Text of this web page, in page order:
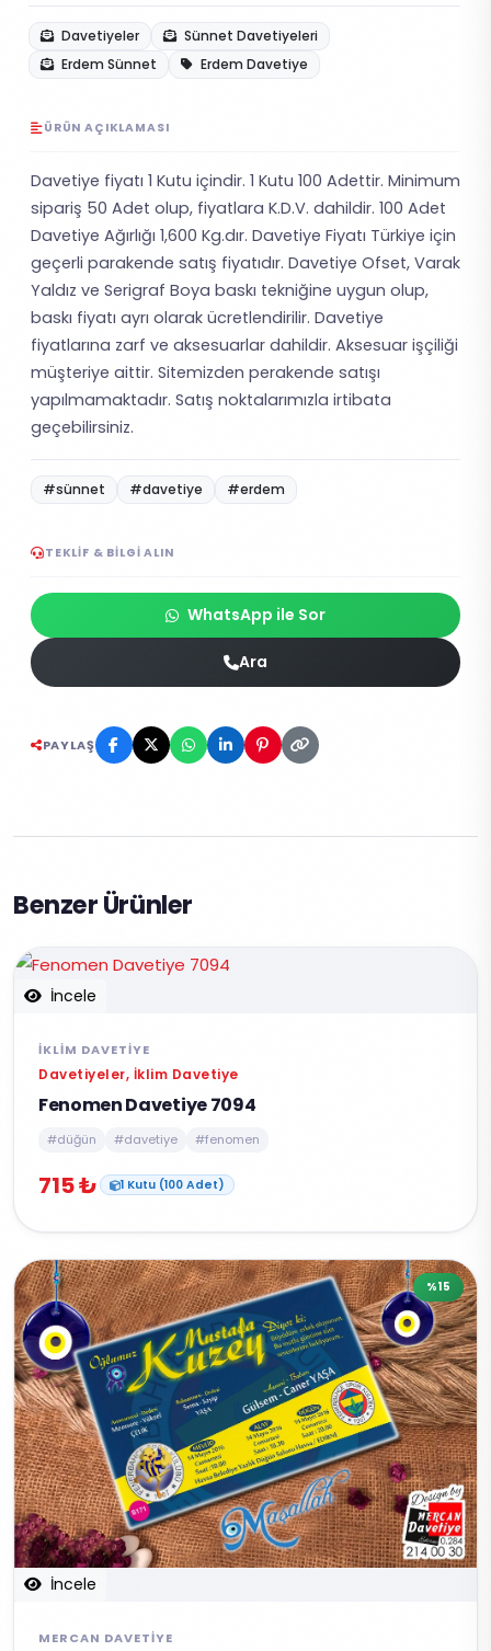
Davetiyeler
Sünnet Davetiyeleri
Erdem Sünnet
Erdem Davetiye
ÜRÜN AÇIKLAMASI
Davetiye fiyatı 1 Kutu içindir. 1 Kutu 100 Adettir. Minimum
sipariş 50 Adet olup, fiyatlara K.D.V. dahildir. 100 Adet
Davetiye Ağırlığı 1,600 Kg.dır. Davetiye Fiyatı Türkiye için
geçerli parakende satış fiyatıdır. Davetiye Ofset, Varak
Yaldız ve Serigraf Boya baskı tekniğine uygun olup,
baskı fiyatı ayrı olarak ücretlendirilir. Davetiye
fiyatlarına zarf ve aksesuarlar dahildir. Aksesuar işçiliği
müşteriye aittir. Sitemizden perakende satışı
yapılmamaktadır. Satış noktalarımızla irtibata
geçebilirsiniz.
#sünnet #davetiye #erdem
TEKLIF & BILGI ALIN
WhatsApp ile Sor
Ara
PAYLAŞ
Benzer Ürünler
İncele
İKLIM DAVETIYE
Davetiyeler, İklim Davetiye
Fenomen Davetiye 7094
#düğün #davetiye #fenomen
715 ₺ 1 Kutu (100 Adet)
İncele
%15
MERCAN DAVETIYE